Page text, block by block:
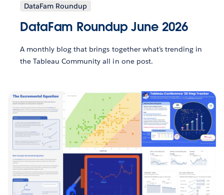
DataFam Roundup
DataFam Roundup June 2026
A monthly blog that brings together what’s trending in
the Tableau Community all in one post.